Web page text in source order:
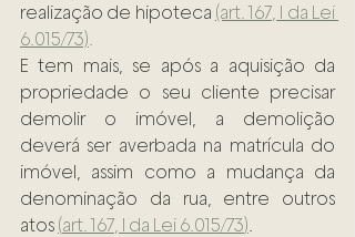
realização de hipoteca (art. 167, I da Lei
6.015/73)
E tem mais, se após a aquisição da
propriedade o seu cliente precisar
demolir o imóvel, a demolição
deverá ser averbada na matrícula do
imóvel, assim como a mudança da
denominação da rua, entre outros
atos (art. 167, I da Lei 6.015/73)